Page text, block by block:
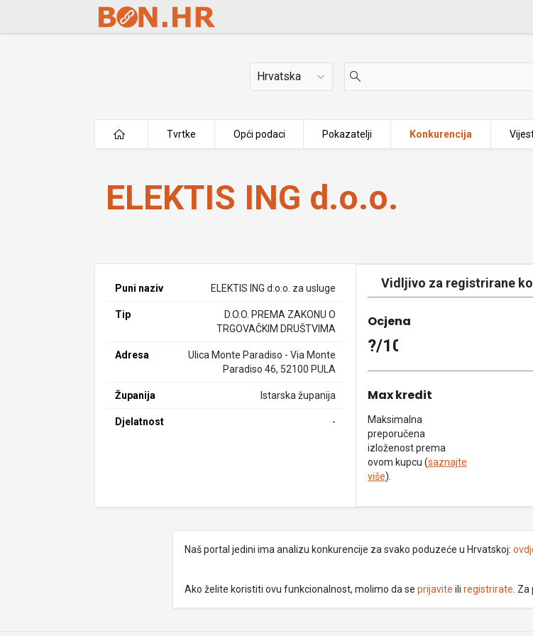
Skip to Main Content
Država
Tvrtke Opći podaci Pokazatelji Konkurencija
ELEKTIS ING d.o.o.
ELEKTIS ING d.o.o.
Puni naziv ELEKTIS ING d.o.o. za usluge
Tip
D.O.O. PREMA ZAKONU O
TRGOVAČKIM DRUŠTVIMA
Adresa
Ulica Monte Paradiso - Via Monte
Paradiso 46, 52100 PULA
Županija Istarska županija
Djelatnost -
Vidljivo za registrirane
Ocjena
?/10
Max kredit
Maksimalna
preporučena
izloženost prema
ovom kupcu (saznajte
više).
Naš portal jedini ima analizu konkurencije za svako poduzeće u Hrvatskoj:
Ako želite koristiti ovu funkcionalnost, molimo da se prijavite ili registrirate .